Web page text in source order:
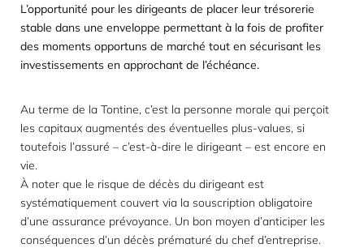
L’opportunité pour les dirigeants de placer leur trésorerie
stable dans une enveloppe permettant à la fois de profiter
des moments opportuns de marché tout en sécurisant les
investissements en approchant de l’échéance.
Au terme de la Tontine, c’est la personne morale qui perçoit
les capitaux augmentés des éventuelles plus-values, si
toutefois l’assuré – c’est-à-dire le dirigeant – est encore en
vie.
À noter que le risque de décès du dirigeant est
systématiquement couvert via la souscription obligatoire
d’une assurance prévoyance. Un bon moyen d’anticiper les
conséquences d’un décès prématuré du chef d’entreprise.